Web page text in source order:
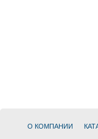
О КОМПАНИИ